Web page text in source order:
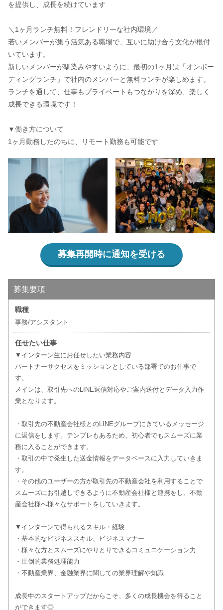
を提供し、成長を続けています
＼1ヶ月ランチ無料！フレンドリーな社内環境／
若いメンバーが集う活気ある職場で、互いに助け合う文化が根付
いています。
新しいメンバーが馴染みやすいように、最初の1ヶ月は「オンボー
ディングランチ」で社内のメンバーと無料ランチが楽しめます。
ランチを通して、仕事もプライベートもつながりを深め、楽しく
成長できる環境です！
▼働き方について
1ヶ月勤務したのちに、リモート勤務も可能です
募集再開時に通知を受ける
募集要項
職種
事務/アシスタント
任せたい仕事
▼インターン生にお任せしたい業務内容
パートナーサクセスをミッションとしている部署でのお仕事で
す。
メインは、取引先へのLINE返信対応やご案内送付とデータ入力作
業となります。
・取引先の不動産会社様とのLINEグループにきているメッセージ
に返信をします。テンプレもあるため、初心者でもスムーズに業
務に入ることができます。
・取引の中で発生した送金情報をデータベースに入力していきま
す。
・その他のユーザーの方が取引先の不動産会社を利用することで
スムーズにお引越しできるように不動産会社様と連携をし、不動
産会社様へ様々なサポートをしていきます。
▼インターンで得られるスキル・経験
・基本的なビジネススキル、ビジネスマナー
・様々な方とスムーズにやりとりできるコミュニケーション力
・圧倒的業務処理能力
・不動産業界、金融業界に関しての業界理解や知識
成長中のスタートアップだからこそ、多くの成長機会を得ること
ができます◎